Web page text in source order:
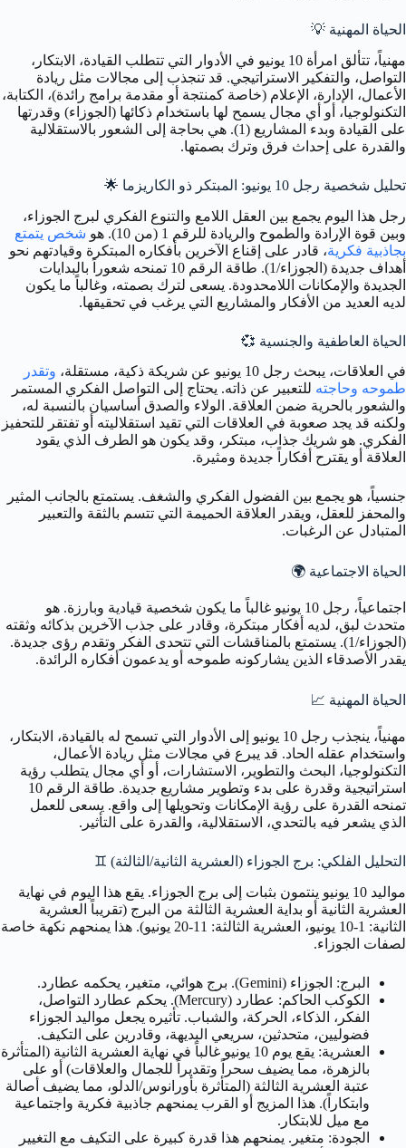
الحياة المهنية 💡
مهنياً، تتألق امرأة 10 يونيو في الأدوار التي تتطلب القيادة، الابتكار،
التواصل، والتفكير الاستراتيجي. قد تنجذب إلى مجالات مثل ريادة
الأعمال، الإدارة، الإعلام (خاصة كمنتجة أو مقدمة برامج رائدة)، الكتابة،
التكنولوجيا، أو أي مجال يسمح لها باستخدام ذكائها (الجوزاء) وقدرتها
على القيادة وبدء المشاريع (1). هي بحاجة إلى الشعور بالاستقلالية
والقدرة على إحداث فرق وترك بصمتها.
تحليل شخصية رجل 10 يونيو: المبتكر ذو الكاريزما
🌟
رجل هذا اليوم يجمع بين العقل اللامع والتنوع الفكري لبرج الجوزاء،
وبين قوة الإرادة والطموح والريادة للرقم 1 (من 10). هو
شخص يتمتع
بجاذبية فكرية، قادر على إقناع الآخرين بأفكاره المبتكرة وقيادتهم نحو
أهداف جديدة (الجوزاء/1). طاقة الرقم 10 تمنحه شعوراً بالبدايات
الجديدة والإمكانات اللامحدودة. يسعى لترك بصمته، وغالباً ما يكون
لديه العديد من الأفكار والمشاريع التي يرغب في تحقيقها.
الحياة العاطفية والجنسية 💞
في العلاقات، يبحث رجل 10 يونيو عن شريكة ذكية، مستقلة،
وتقدر
طموحه وحاجته للتعبير عن ذاته. يحتاج إلى التواصل الفكري المستمر
والشعور بالحرية ضمن العلاقة. الولاء والصدق أساسيان بالنسبة له،
ولكنه قد يجد صعوبة في العلاقات التي تقيد استقلاليته أو تفتقر للتحفيز
الفكري. هو شريك جذاب، مبتكر، وقد يكون هو الطرف الذي يقود
العلاقة أو يقترح أفكاراً جديدة ومثيرة.
جنسياً، هو يجمع بين الفضول الفكري والشغف. يستمتع بالجانب المثير
والمحفز للعقل، ويقدر العلاقة الحميمة التي تتسم بالثقة والتعبير
المتبادل عن الرغبات.
الحياة الاجتماعية 🌍
اجتماعياً، رجل 10 يونيو غالباً ما يكون شخصية قيادية وبارزة. هو
متحدث لبق، لديه أفكار مبتكرة، وقادر على جذب الآخرين بذكائه وثقته
(الجوزاء/1). يستمتع بالمناقشات التي تتحدى الفكر وتقدم رؤى جديدة.
يقدر الأصدقاء الذين يشاركونه طموحه أو يدعمون أفكاره الرائدة.
الحياة المهنية 📈
مهنياً، ينجذب رجل 10 يونيو إلى الأدوار التي تسمح له بالقيادة، الابتكار،
واستخدام عقله الحاد. قد يبرع في مجالات مثل ريادة الأعمال،
التكنولوجيا، البحث والتطوير، الاستشارات، أو أي مجال يتطلب رؤية
استراتيجية وقدرة على بدء وتطوير مشاريع جديدة. طاقة الرقم 10
تمنحه القدرة على رؤية الإمكانات وتحويلها إلى واقع. يسعى للعمل
الذي يشعر فيه بالتحدي، الاستقلالية، والقدرة على التأثير.
التحليل الفلكي: برج الجوزاء (العشرية الثانية/الثالثة) ♊
مواليد 10 يونيو ينتمون بثبات إلى برج الجوزاء. يقع هذا اليوم في نهاية
العشرية الثانية أو بداية العشرية الثالثة من البرج (تقريباً العشرية
الثانية: 1-10 يونيو، العشرية الثالثة: 11-20 يونيو). هذا يمنحهم نكهة خاصة
لصفات الجوزاء.
البرج: الجوزاء (Gemini). برج هوائي، متغير، يحكمه عطارد.
الكوكب الحاكم: عطارد (Mercury). يحكم عطارد التواصل،
الفكر، الذكاء، الحركة، والشباب. تأثيره يجعل مواليد الجوزاء
فضوليين، متحدثين، سريعي البديهة، وقادرين على التكيف.
العشرية: يقع يوم 10 يونيو غالباً في نهاية العشرية الثانية (المتأثرة
بالزهرة، مما يضيف سحراً وتقديراً للجمال والعلاقات) أو على
عتبة العشرية الثالثة (المتأثرة بأورانوس/الدلو، مما يضيف أصالة
وابتكاراً). هذا المزيج أو القرب يمنحهم جاذبية فكرية واجتماعية
مع ميل للابتكار.
الجودة: متغير. يمنحهم هذا قدرة كبيرة على التكيف مع التغيير